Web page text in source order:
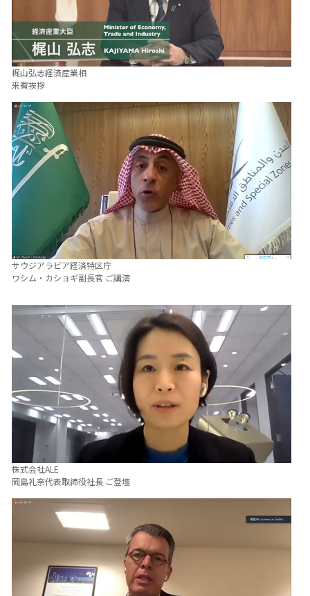
梶山弘志経済産業相
来賓挨拶
サウジアラビア経済特区庁
ワシム・カショギ副長官 ご講演
株式会社ALE
岡島礼奈代表取締役社長 ご登壇